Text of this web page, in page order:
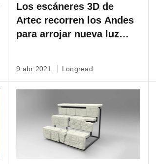
Los escáneres 3D de
Artec recorren los Andes
para arrojar nueva luz
9 abr 2021 Longread